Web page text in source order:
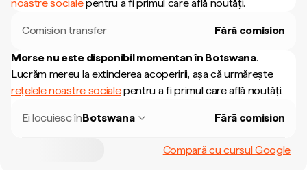
noastre socialepentru a fi primul care află noutăți.
Comision transfer Fără comision
Morse nu este disponibil momentan în Botswana.
Lucrăm mereu la extinderea acoperirii, așa că urmărește
rețelele noastre socialepentru a fi primul care află noutăți.
Ei locuiesc înBotswana Fără comision
Compară cu cursul Google